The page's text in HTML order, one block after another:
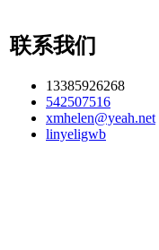
联系我们
13385926268
542507516
xmhelen@yeah.net
linyeligwb